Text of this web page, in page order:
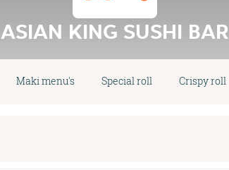
ASIAN KING SUSHI BAR
Maki menu's Special roll Crispy roll